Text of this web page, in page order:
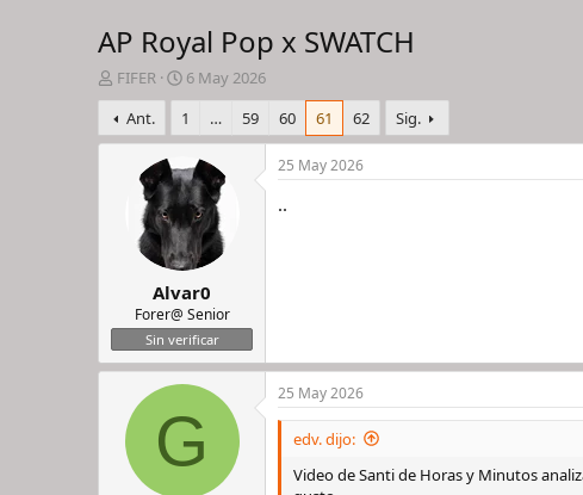
AP Royal Pop x SWATCH
I
n
i
c
h
i
l
FIFER
F
e
c
h
a
d
e
i
n
i
c
i
o
6 May 2026
Ant.
1 … 59 60 61 62 Sig.
Alvar0
Forer@ Senior
Sin verificar
25 May 2026
..
G
25 May 2026
edv. dijo:
Video de Santi de Horas y Minutos